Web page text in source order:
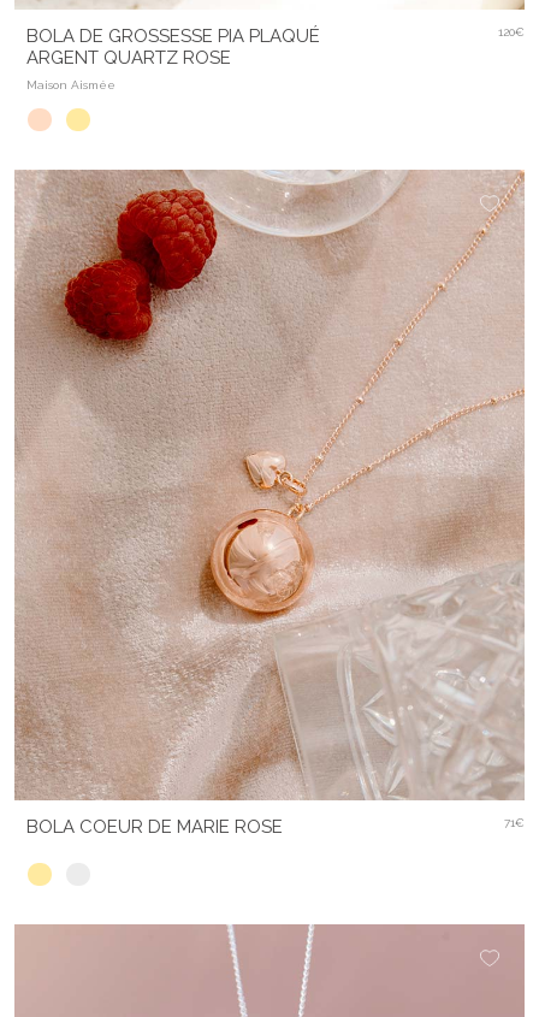
BOLA DE GROSSESSE PIA PLAQUÉ
ARGENT QUARTZ ROSE
Maison Aismée
120€
BOLA COEUR DE MARIE ROSE 71€